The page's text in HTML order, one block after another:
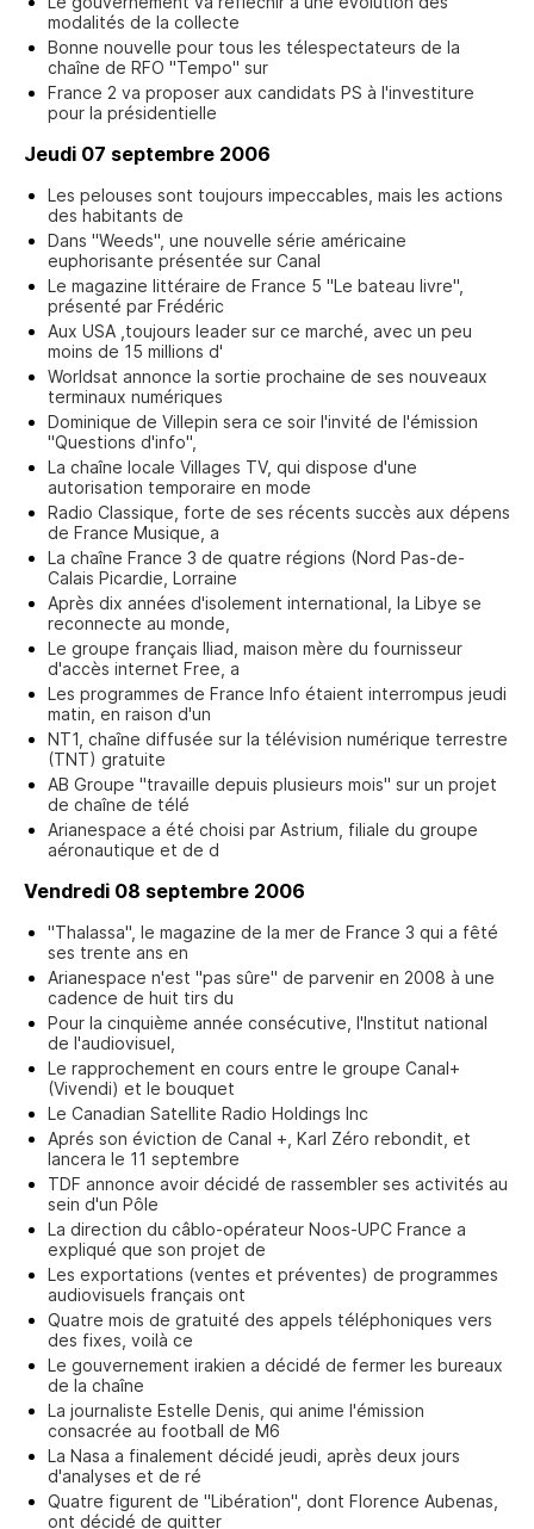
modalités de la collecte
Bonne nouvelle pour tous les télespectateurs de la
chaîne de RFO "Tempo" sur
France 2 va proposer aux candidats PS à l'investiture
pour la présidentielle
Jeudi 07 septembre 2006
Les pelouses sont toujours impeccables, mais les actions
des habitants de
Dans "Weeds", une nouvelle série américaine
euphorisante présentée sur Canal
Le magazine littéraire de France 5 "Le bateau livre",
présenté par Frédéric
Aux USA ,toujours leader sur ce marché, avec un peu
moins de 15 millions d'
Worldsat annonce la sortie prochaine de ses nouveaux
terminaux numériques
Dominique de Villepin sera ce soir l'invité de l'émission
"Questions d'info",
La chaîne locale Villages TV, qui dispose d'une
autorisation temporaire en mode
Radio Classique, forte de ses récents succès aux dépens
de France Musique, a
La chaîne France 3 de quatre régions (Nord Pas-de-
Calais Picardie, Lorraine
Après dix années d'isolement international, la Libye se
reconnecte au monde,
Le groupe français Iliad, maison mère du fournisseur
d'accès internet Free, a
Les programmes de France Info étaient interrompus jeudi
matin, en raison d'un
NT1, chaîne diffusée sur la télévision numérique terrestre
(TNT) gratuite
AB Groupe "travaille depuis plusieurs mois" sur un projet
de chaîne de télé
Arianespace a été choisi par Astrium, filiale du groupe
aéronautique et de d
Vendredi 08 septembre 2006
"Thalassa", le magazine de la mer de France 3 qui a fêté
ses trente ans en
Arianespace n'est "pas sûre" de parvenir en 2008 à une
cadence de huit tirs du
Pour la cinquième année consécutive, l'Institut national
de l'audiovisuel,
Le rapprochement en cours entre le groupe Canal+
(Vivendi) et le bouquet
Le Canadian Satellite Radio Holdings Inc
Aprés son éviction de Canal +, Karl Zéro rebondit, et
lancera le 11 septembre
TDF annonce avoir décidé de rassembler ses activités au
sein d'un Pôle
La direction du câblo-opérateur Noos-UPC France a
expliqué que son projet de
Les exportations (ventes et préventes) de programmes
audiovisuels français ont
Quatre mois de gratuité des appels téléphoniques vers
des fixes, voilà ce
Le gouvernement irakien a décidé de fermer les bureaux
de la chaîne
La journaliste Estelle Denis, qui anime l'émission
consacrée au football de M6
La Nasa a finalement décidé jeudi, après deux jours
d'analyses et de ré
Quatre figurent de "Libération", dont Florence Aubenas,
ont décidé de quitter